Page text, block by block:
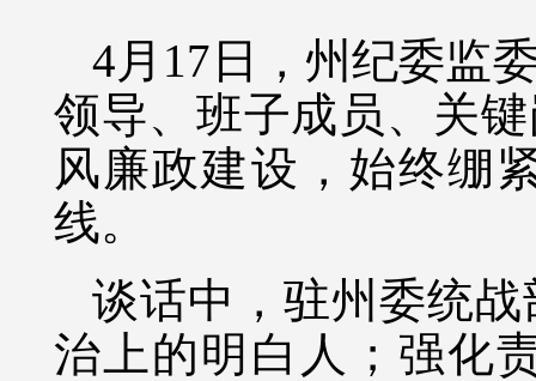
4月17日，州纪委监
领导、班子成员、关
风廉政建设，始终绷
线。
谈话中，驻州委统
治上的明白人；强化